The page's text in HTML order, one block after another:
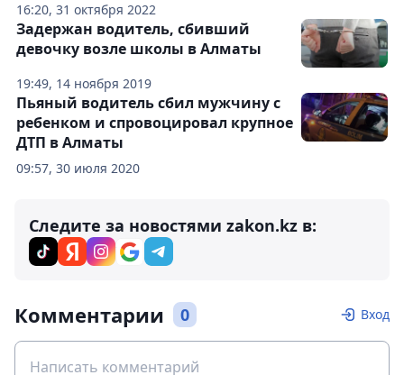
16:20, 31 октября 2022
19:49, 14 ноября 2019
Задержан водитель, сбивший
девочку возле школы в Алматы
09:57, 30 июля 2020
Пьяный водитель сбил мужчину с
ребенком и спровоцировал крупное
ДТП в Алматы
Следите за новостями zakon.kz в:
Комментарии 0 Вход